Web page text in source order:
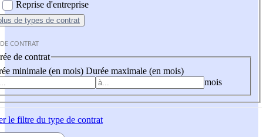
Reprise d'entreprise
de types de contrat
CONTRAT
de contrat
minimale (en mois) Durée maximale (en mois)
mois
le filtre du type de contrat